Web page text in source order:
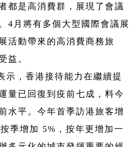
都是高消費群，展現了會議
4月將有多個大型國際會議展
活動帶來的高消費商務旅
益。
示，香港接待能力在繼續提
量已回復到疫前七成，料今
水平。今年首季訪港旅客增
季增加 5%，按年更增加一